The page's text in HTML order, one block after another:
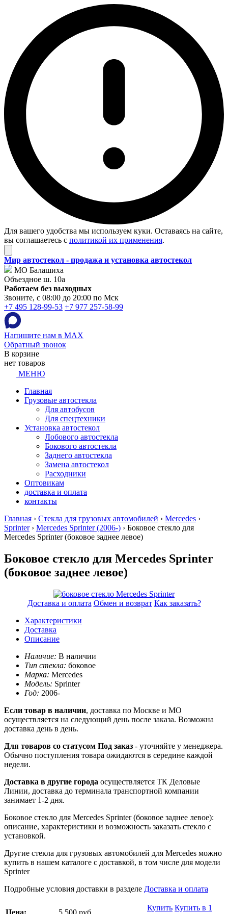
Для вашего удобства мы используем куки. Оставаясь на сайте,
вы соглашаетесь с политикой их применения.
Мир автостекол - продажа и установка автостекол
МО Балашиха
Объездное ш. 10а
Работаем без выходных
Звоните, с 08:00 до 20:00 по Мск
+7 495 128-99-53 +7 977 257-58-99
Напишите нам в MAX
Обратный звонок
В корзине
нет товаров
МЕНЮ
Главная
Грузовые автостекла
Для автобусов
Для спецтехники
Установка автостекол
Лобового автостекла
Бокового автостекла
Заднего автостекла
Замена автостекол
Расходники
Оптовикам
доставка и оплата
контакты
Главная › Стекла для грузовых автомобилей › Mercedes ›
Sprinter› Mercedes Sprinter (2006-) › Боковое стекло для
Mercedes Sprinter(боковое заднее левое)
Боковое стекло для Mercedes Sprinter
(боковое заднее левое)
Доставка и оплата Обмен и возврат Как заказать?
Характеристики
Доставка
Описание
Наличие: В наличии
Тип стекла: боковое
Марка: Mercedes
Модель: Sprinter
Год: 2006-
Если товар в наличии, доставка по Москве и МО
осуществляется на следующий день после заказа. Возможна
доставка день в день.
Для товаров со статусом Под заказ - уточняйте у менеджера.
Обычно поступления товара ожидаются в середине каждой
недели.
Доставка в другие города осуществляется ТК Деловые
Линии, доставка до терминала транспортной компании
занимает 1-2 дня.
Боковое стекло для Mercedes Sprinter (боковое заднее левое):
описание, характеристики и возможность заказать стекло с
установкой.
Другие стекла для грузовых автомобилей для Mercedes можно
купить в нашем каталоге с доставкой, в том числе для модели
Sprinter
Подробные условия доставки в разделе Доставка и оплата
Цена: 5 500 руб.
Купить Купить в 1